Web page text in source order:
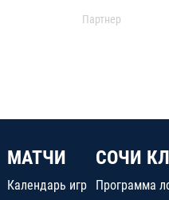
Партнер
МАТЧИ
Календарь игр
СОЧИ
Программа